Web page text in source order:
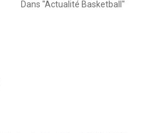
Dans "Actualité Basketball"